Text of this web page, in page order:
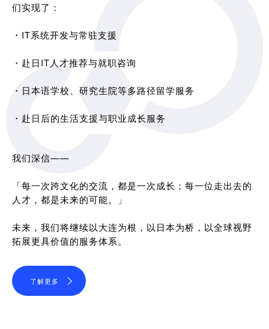
们实现了：
・IT系统开发与常驻支援
・赴日IT人才推荐与就职咨询
・日本语学校、研究生院等多路径留学服务
・赴日后的生活支援与职业成长服务
我们深信——
「每一次跨文化的交流，都是一次成长；每一位走出去的
人才，都是未来的可能。」
未来，我们将继续以大连为根，以日本为桥，以全球视野
拓展更具价值的服务体系。
了解更多